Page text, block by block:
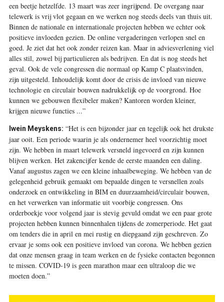
een beetje hetzelfde. 13 maart was zeer ingrijpend. De overgang naar
telewerk is vrij vlot gegaan en we werken nog steeds deels van thuis uit.
Binnen de nationale en internationale projecten hebben we echter ook
positieve invloeden gezien. De online vergaderingen verlopen snel en
goed. Je ziet dat het ook zonder reizen kan. Maar in adviesverlening viel
alles stil, zowel bij particulieren als bedrijven. En dat is nog steeds het
geval. Ook de vele congressen die normaal op Kamp C plaatsvinden,
zijn uitgesteld. Inhoudelijk komt door de crisis de invloed van nieuwe
technologie en circulair bouwen nadrukkelijk op de voorgrond. Hoe
kunnen we gebouwen flexibeler maken? Kantoren worden kleiner,
krijgen nieuwe functies ...”
Iwein Meyskens: “Het is een bijzonder jaar en tegelijk ook het drukste
jaar ooit. Een periode waarin je als ondernemer heel voorzichtig moet
zijn. We hebben in maart telewerk versneld ingevoerd en zijn kunnen
blijven werken. Het zakencijfer kende de eerste maanden een daling.
Vanaf augustus zagen we een kleine inhaalbeweging. We hebben van de
gelegenheid gebruik gemaakt om bepaalde dingen te versnellen zoals
onderzoek en ontwikkeling in BIM en duurzaamheid/circulair bouwen,
en het verwerken van informatie uit voorbije congressen. Ons
orderboekje voor volgend jaar is stevig gevuld omdat we een paar grote
projecten hebben kunnen binnenhalen tijdens de zomerperiode. Het gaat
om tenders die in april en mei rustig en diepgaand zijn geschreven. Zo
ervaar je soms ook een positieve invloed van corona. We hebben gezien
dat onze mensen graag in team werken en de fysieke contacten begonnen
te missen. COVID-19 is geen marathon maar een ultraloop die we
moeten doen.”